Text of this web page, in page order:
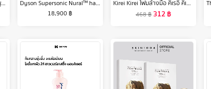
KERASTASE PREMIERE แชมพูสำหรับปัญหาผมเสียทุกประเภท บำรุงล้ำลึก พร้อมเชื่อมแกนเคราติน คืนความแข็งแรงกลับสู่เส้นผมถึง 99% 250มล. PREMIERE SHAMPOO FOR ALL TYPES OF DAMAGED HAIR 250ML (เคเรสตาส,ผมเสีย,ผมทำเคมี,ผมกลับมาสวย,ผมสวย,ผมแข็งแรง,ยาสระผม)
Dyson Supersonic Nural™ hair dryer (Ceramic Patina/Topaz) ไดร์เป่าผม ไดสัน
18,900 ฿
Kirei Kirei โฟมล้างมือ คิเรอิ คิเรอิ กลิ่นออริจินอล Original ชนิดถุงเติม 200 ml 12 ถุง
468฿ 312฿